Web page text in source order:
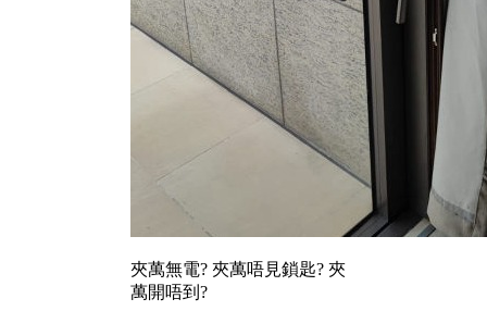
夾萬無電? 夾萬唔見鎖匙? 夾
萬開唔到?